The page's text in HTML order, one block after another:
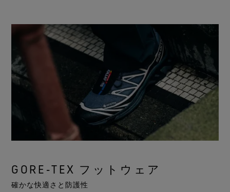
GORE‑TEX フットウェア
確かな快適さと防護性